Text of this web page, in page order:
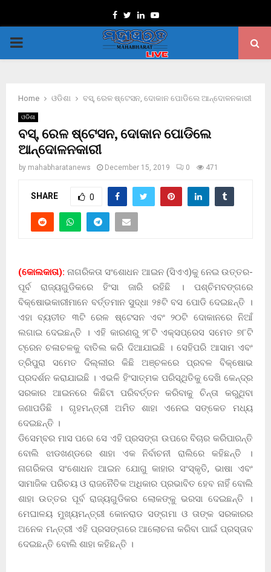
Facebook
TwitterLinkedinYoutube
PRIMARY
Home ଓଡିଶା ବସ୍, ରେଳ ଷ୍ଟେସନ, ଦୋକାନ ପୋଡିଲେ ଆନ୍ଦୋଳନକାରୀ
ଓଡିଶା
ବସ୍, ରେଳ ଷ୍ଟେସନ, ଦୋକାନ ପୋଡିଲେ
ଆନ୍ଦୋଳନକାରୀ
by mahabharatanews December 15, 2019 0 471
SHARE 0
(କୋଲକାତା): ନାଗରିକତା ସଂଶୋଧନ ଆଇନ (ସିଏଏ)କୁ ନେଇ ଉତ୍ତର-
ପୂର୍ବ ରାଜ୍ୟଗୁଡିକରେ ହିଂସା ଜାରି ରହିଛି । ପଶ୍ଚିମବଙ୍ଗରେ
ବିକ୍ଷୋଭକାରୀମାନେ ବର୍ତ୍ତମାନ ସୁଦ୍ଧା ୨୫ଟି ବସ ପୋଡି ଦେଇଛନ୍ତି ।
ଏହା ବ୍ୟତୀତ ୩ଟି ରେଳ ଷ୍ଟେସନ ଏବଂ ୨୦ଟି ଦୋକାନରେ ନିଆଁ
ଲଗାଇ ଦେଇଛନ୍ତି । ଏହି କାରଣରୁ ୨୮ଟି ଏକ୍ସପ୍ରେସ ସମେତ ୭୮ଟି
ଟ୍ରେନ ଚଳାଚଳକୁ ବାତିଲ କରି ଦିଆଯାଇଛି । ସେହିପରି ଆସାମ ଏବଂ
ତ୍ରିପୁରା ସମେତ ଦିଲ୍ଲୀର କିଛି ଅଞ୍ଚଳରେ ପ୍ରବଳ ବିକ୍ଷୋଭ
ପ୍ରଦର୍ଶନ କରାଯାଇଛି । ଏଭଳି ହିଂସାତ୍ମକ ପରିସ୍ଥିତିକୁ ଦେଖି କେନ୍ଦ୍ର
ସରକାର ଆଇନରେ କିଛିଟା ପରିବର୍ତ୍ତନ କରିବାକୁ ଚିନ୍ତା କରୁଥିବା
ଜଣାପଡିଛି । ଗୃହମନ୍ତ୍ରୀ ଅମିତ ଶାହା ଏନେଇ ସଙ୍କେତ ମଧ୍ୟ
ଦେଇଛନ୍ତି ।
ଡିସେମ୍ବର ମାସ ପରେ ସେ ଏହି ପ୍ରସଙ୍ଗ ଉପରେ ବିଚାର କରିପାରନ୍ତି
ବୋଲି ଝାଡଖଣ୍ଡରେ ଶାହା ଏକ ନିର୍ବାଚନୀ ରାଲିରେ କହିଛନ୍ତି ।
ନାଗରିକତା ସଂଶୋଧନ ଆଇନ ଯୋଗୁ କାହାର ସଂସ୍କୃତି, ଭାଷା ଏବଂ
ସାମାଜିକ ପରିଚୟ ଓ ରାଜନୈତିକ ଅଧିକାର ପ୍ରଭାବିତ ହେବ ନାହିଁ ବୋଲି
ଶାହା ଉତ୍ତର ପୂର୍ବ ରାଜ୍ୟଗୁଡିକର ଲୋକଙ୍କୁ ଭରସା ଦେଇଛନ୍ତି ।
ମେଘାଳୟ ମୁଖ୍ୟମନ୍ତ୍ରୀ କୋନରାଡ ସଙ୍ଗମା ଓ ତାଙ୍କ ସରକାରର
ଅନେକ ମନ୍ତ୍ରୀ ଏହି ପ୍ରସଙ୍ଗରେ ଆଲୋଚନା କରିବା ପାଇଁ ପ୍ରସ୍ତାବ
ଦେଇଛନ୍ତି ବୋଲି ଶାହା କହିଛନ୍ତି ।